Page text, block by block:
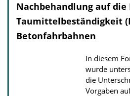
t
i
o
D
o
w
Nachbehandlung auf die
Taumittelbeständigkeit
Betonfahrbahnen
In diesem
wurde
die
Vorgaben